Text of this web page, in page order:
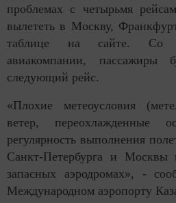
проблемах с четырьмя
вылететь в Москву,
таблице на сайте. Со
авиакомпании, пассажиры
следующий рейс.
«Плохие метеоусловия
ветер, переохлажденные
регулярность выполнения
Санкт-Петербурга и Москвы
запасных аэродромах», -
Международном аэропорту